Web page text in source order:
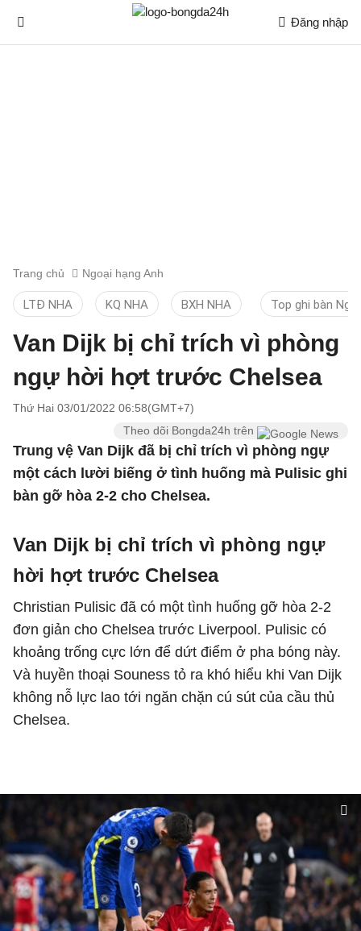
Đăng nhập
Trang chủ Ngoại hạng Anh
LTĐ NHA KQ NHA BXH NHA Top ghi bàn
Van Dijk bị chỉ trích vì phòng
ngự hời hợt trước Chelsea
Thứ Hai 03/01/2022 06:58(GMT+7)
Theo dõi Bongda24h trên
Trung vệ Van Dijk đã bị chỉ trích vì phòng ngự
một cách lười biếng ở tình huống mà Pulisic ghi
bàn gỡ hòa 2-2 cho Chelsea.
Van Dijk bị chỉ trích vì phòng ngự
hời hợt trước Chelsea
Christian Pulisic đã có một tình huống gỡ hòa 2-2
đơn giản cho Chelsea trước Liverpool. Pulisic có
khoảng trống cực lớn để dứt điểm ở pha bóng này.
Và huyền thoại Souness tỏ ra khó hiểu khi Van Dijk
không nỗ lực lao tới ngăn chặn cú sút của cầu thủ
Chelsea.